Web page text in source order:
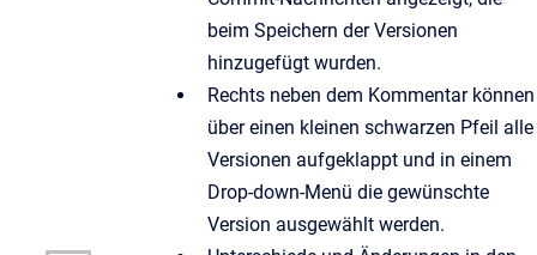
beim Speichern der Versionen
hinzugefügt wurden.
Rechts neben dem Kommentar können
über einen kleinen schwarzen Pfeil alle
Versionen aufgeklappt und in einem
Drop-down-Menü die gewünschte
Version ausgewählt werden.